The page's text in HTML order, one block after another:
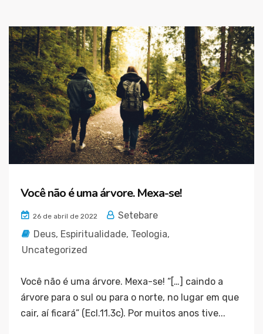
Você não é uma árvore. Mexa-se!
26 de abril de 2022
Setebare
Deus, Espiritualidade, Teologia,
Uncategorized
Você não é uma árvore. Mexa-se! “[…] caindo a
árvore para o sul ou para o norte, no lugar em que
cair, aí ficará” (Ecl.11.3c). Por muitos anos tive...